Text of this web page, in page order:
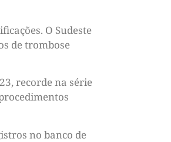
O Sudeste
de trombose
recorde na série
no banco de